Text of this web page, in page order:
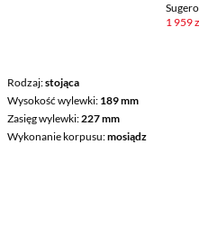
Rodzaj stojąca
Wysokość wylewki 189 mm
Zasięg wylewki 227 mm
Wykonanie korpusu mosiądz
1 959